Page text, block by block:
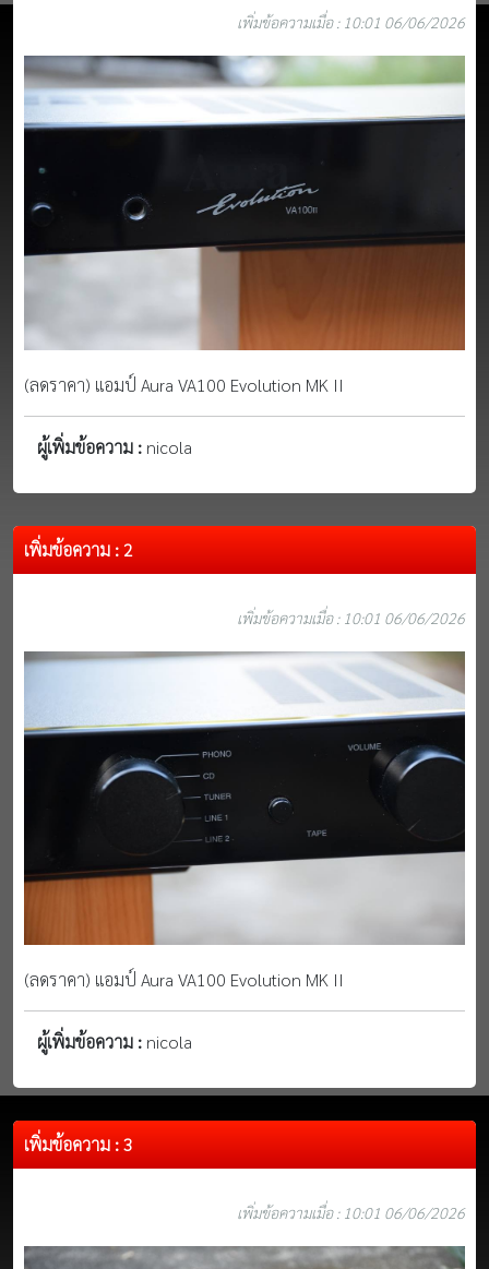
เพิ่มข้อความเมื่อ : 10:01 06/06/2026
(ลดราคา) แอมป์ Aura VA100 Evolution MK II
ผู้เพิ่มข้อความ : nicola
เพิ่มข้อความ : 2
เพิ่มข้อความเมื่อ : 10:01 06/06/2026
(ลดราคา) แอมป์ Aura VA100 Evolution MK II
ผู้เพิ่มข้อความ : nicola
เพิ่มข้อความ : 3
เพิ่มข้อความเมื่อ : 10:01 06/06/2026